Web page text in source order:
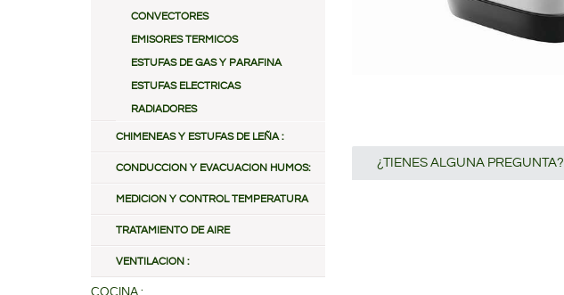
CONVECTORES
EMISORES TERMICOS
ESTUFAS DE GAS Y PARAFINA
ESTUFAS ELECTRICAS
RADIADORES
CHIMENEAS Y ESTUFAS DE LEÑA :
CONDUCCION Y EVACUACION HUMOS:
MEDICION Y CONTROL TEMPERATURA
TRATAMIENTO DE AIRE
VENTILACION :
COCINA :
¿TIENES ALGUNA PREGUNTA?